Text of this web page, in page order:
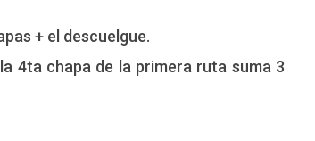
+ el descuelgue.
4ta chapa de la primera ruta suma 3